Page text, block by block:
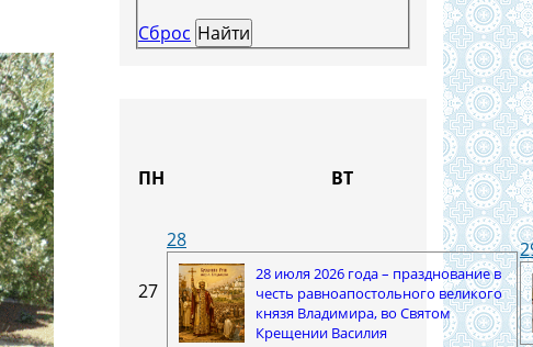
Сброс
ПН ВТ
27
28
28 июля 2026 года – празднование в
честь равноапостольного великого
князя Владимира, во Святом
Крещении Василия